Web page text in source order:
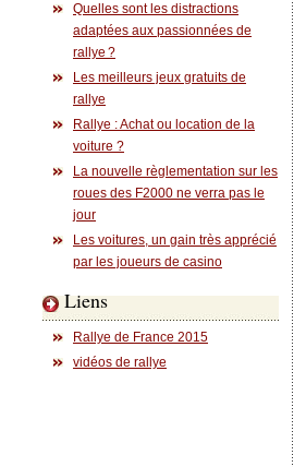
Quelles sont les distractions
adaptées aux passionnées de
rallye ?
Les meilleurs jeux gratuits de
rallye
Rallye : Achat ou location de la
voiture ?
La nouvelle règlementation sur les
roues des F2000 ne verra pas le
jour
Les voitures, un gain très apprécié
par les joueurs de casino
Liens
Rallye de France 2015
vidéos de rallye